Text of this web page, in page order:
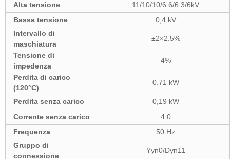
Alta tensione
11/10/10/6.6/6.3/6kV
Bassa tensione
0,4 kV
Intervallo di
maschiatura
±2×2.5%
Tensione di
impedenza
4%
Perdita di carico
(120°C)
0.71 kW
Perdita senza carico
0,19 kW
Corrente senza carico
4.0
Frequenza
50 Hz
Gruppo di
connessione
Yyn0/Dyn11